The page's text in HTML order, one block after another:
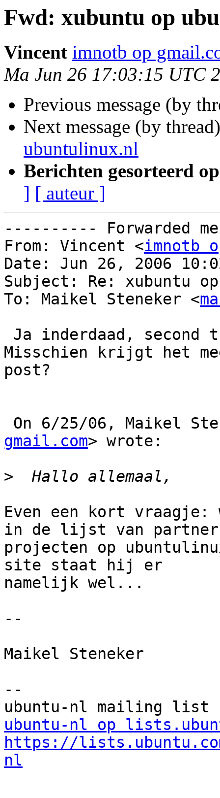
Fwd: xubuntu op
Vincent imnotb op
Ma Jun 26 17:03:15 UTC
Previous message (by
Next message (by
ubuntulinux.nl
Berichten gesorteerd
] [ auteur ]
---------- Forwarded
From: Vincent <imnotb
Date: Jun 26, 2006
Subject: Re: xubuntu
To: Maikel Steneker <
Misschien krijgt het
post?
On 6/25/06, Maikel
gmail.com> wrote:
>
Even een kort vraagje:
in de lijst van partner
projecten op
site staat hij er
namelijk wel...
--
Maikel Steneker
--
ubuntu-nl op
https://
nl